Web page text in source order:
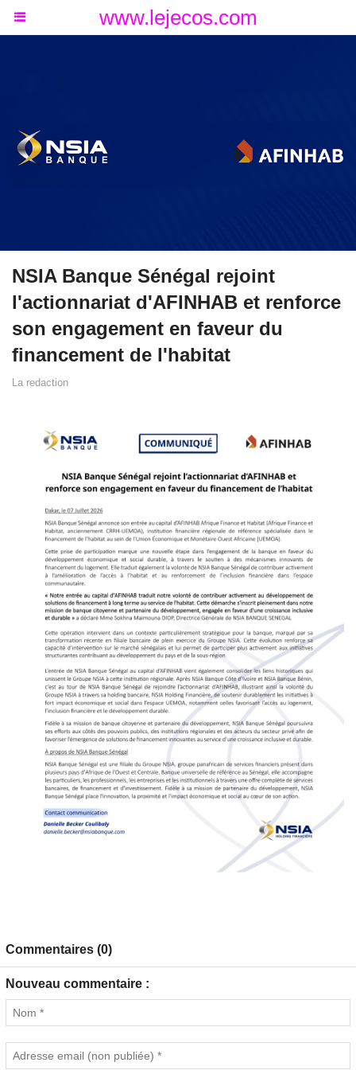
www.lejecos.com
NSIA Banque Sénégal rejoint
l'actionnariat d'AFINHAB et renforce
son engagement en faveur du
financement de l'habitat
La redaction
Commentaires (0)
Nouveau commentaire :